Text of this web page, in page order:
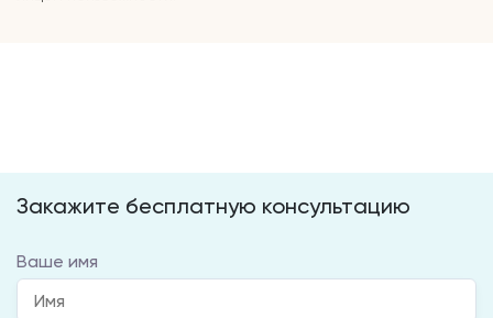
Закажите бесплатную консультацию
Ваше имя